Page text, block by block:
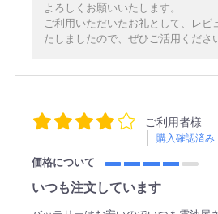
よろしくお願いいたします。
ご利用いただいたお礼として、レビ
たしましたので、ぜひご活用くださ
ご利用者様
購入確認済み
価格について
いつも注文しています